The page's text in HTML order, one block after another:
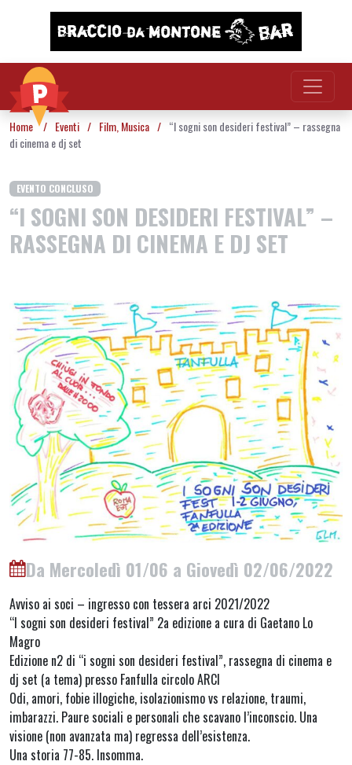
Vai al contenuto
Home / Eventi / Film Musica / “I sogni son desideri festival” – rassegna
di cinema e dj set
EVENTO CONCLUSO
“I SOGNI SON DESIDERI FESTIVAL” –
RASSEGNA DI CINEMA E DJ SET
Da Mercoledì 01/06 a Giovedì 02/06/2022
Avviso ai soci – ingresso con tessera arci 2021/2022
“I sogni son desideri festival” 2a edizione a cura di Gaetano Lo
Magro
Edizione n2 di “i sogni son desideri festival”, rassegna di cinema e
dj set (a tema) presso Fanfulla circolo ARCI
Odi, amori, fobie illogiche, isolazionismo vs relazione, traumi,
imbarazzi. Paure sociali e personali che scavano l’inconscio. Una
visione (non avanzata ma) regressa dell’esistenza.
Una storia 77-85. Insomma.